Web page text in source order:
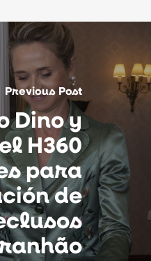
Previous Post
Dino y
H360
para
de